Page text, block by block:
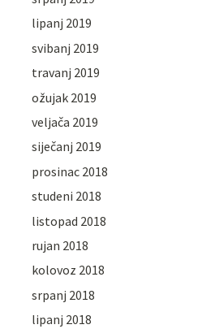
lipanj 2019
svibanj 2019
travanj 2019
ožujak 2019
veljača 2019
siječanj 2019
prosinac 2018
studeni 2018
listopad 2018
rujan 2018
kolovoz 2018
srpanj 2018
lipanj 2018